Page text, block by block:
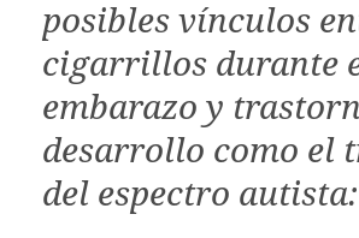
posibles vínculos
cigarrillos durante
embarazo y
desarrollo como el
del espectro autista: